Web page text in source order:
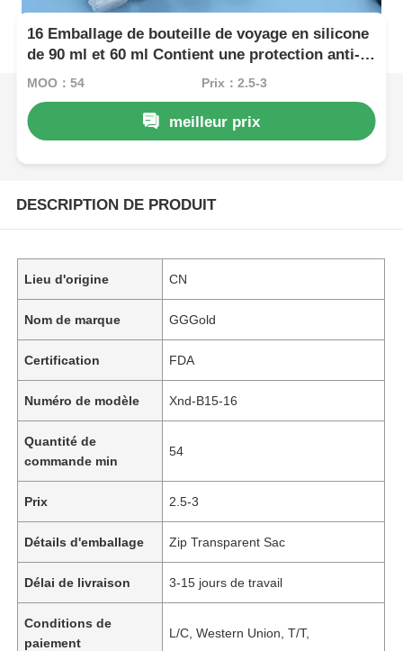
16 Emballage de bouteille de voyage en silicone
de 90 ml et 60 ml Contient une protection anti-
fuite approuvée par la TSA
MOQ：54 Prix：2.5-3
meilleur prix
DESCRIPTION DE PRODUIT
Lieu d'origine CN
Nom de marque GGGold
Certification FDA
Numéro de modèle Xnd-B15-16
Quantité de
commande min
54
Prix 2.5-3
Détails d'emballage Zip Transparent Sac
Délai de livraison 3-15 jours de travail
Conditions de
paiement
L/C, Western Union, T/T,